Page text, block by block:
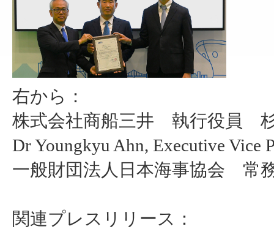
右から：
株式会社商船三井 執行役員
Dr Youngkyu Ahn, Executive Vice
一般財団法人日本海事協会 常
関連プレスリリース：